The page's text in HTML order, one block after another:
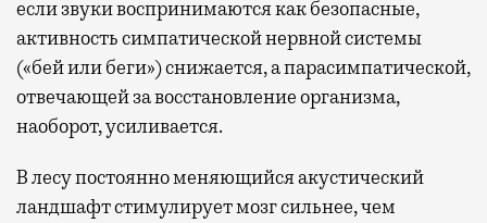
если звуки воспринимаются как безопасные,
активность симпатической нервной системы
(«бей или беги») снижается, а парасимпатической,
отвечающей за восстановление организма,
наоборот, усиливается.
В лесу постоянно меняющийся акустический
ландшафт стимулирует мозг сильнее, чем